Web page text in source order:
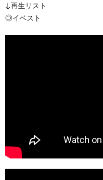
↓再生リスト
◎イベスト